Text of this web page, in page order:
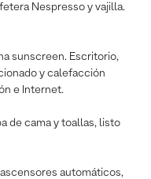
Nespresso y vajilla.
sunscreen. Escritorio,
y calefacción
e Internet.
de cama y toallas, listo
automáticos,